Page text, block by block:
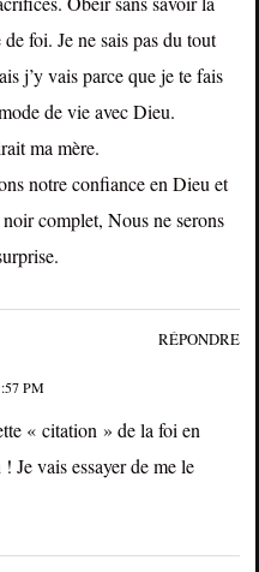
foi. Je ne sais pas du tout
j’y vais parce que je te fais
de vie avec Dieu.
ma mère.
notre confiance en Dieu et
complet, Nous ne serons
PM
« citation » de la foi en
Je vais essayer de me le
RÉPONDRE